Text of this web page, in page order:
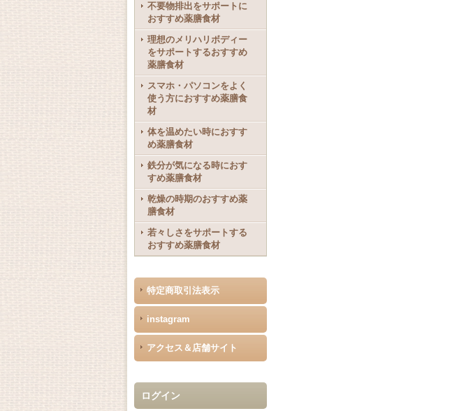
不要物排出をサポートに
おすすめ薬膳食材
理想のメリハリボディー
をサポートするおすすめ
薬膳食材
スマホ・パソコンをよく
使う方におすすめ薬膳食
材
体を温めたい時におすす
め薬膳食材
鉄分が気になる時におす
すめ薬膳食材
乾燥の時期のおすすめ薬
膳食材
若々しさをサポートする
おすすめ薬膳食材
特定商取引法表示
instagram
アクセス＆店舗サイト
ログイン